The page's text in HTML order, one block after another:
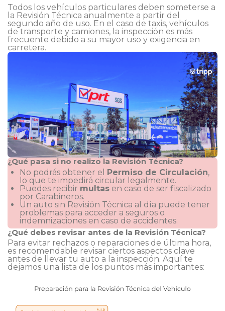
Todos los vehículos particulares deben someterse a
la Revisión Técnica anualmente a partir del
segundo año de uso. En el caso de taxis, vehículos
de transporte y camiones, la inspección es más
frecuente debido a su mayor uso y exigencia en
carretera.
¿Qué pasa si no realizo la Revisión Técnica?
No podrás obtener el Permiso de Circulación,
lo que te impedirá circular legalmente.
Puedes recibir multas en caso de ser fiscalizado
por Carabineros.
Un auto sin Revisión Técnica al día puede tener
problemas para acceder a seguros o
indemnizaciones en caso de accidentes.
¿Qué debes revisar antes de la Revisión Técnica?
Para evitar rechazos o reparaciones de última hora,
es recomendable revisar ciertos aspectos clave
antes de llevar tu auto a la inspección. Aquí te
dejamos una lista de los puntos más importantes: